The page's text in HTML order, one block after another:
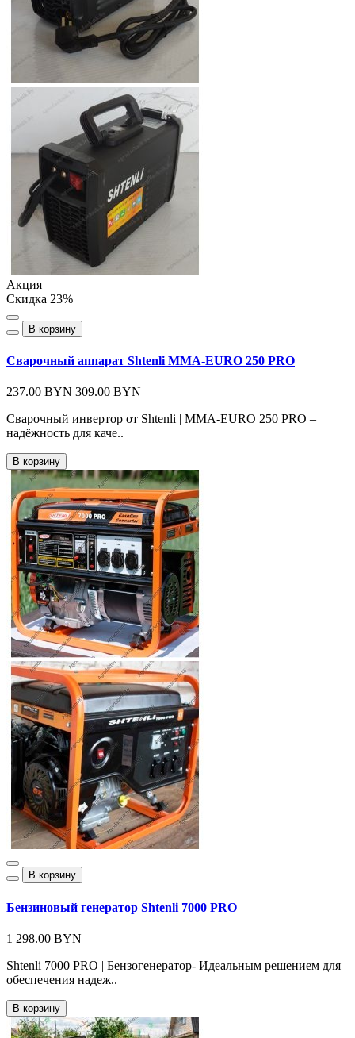
Акция
Скидка 23%
В корзину
Сварочный аппарат Shtenli MMA-EURO 250 PRO
237.00 BYN 309.00 BYN
Cварочный инвертор от Shtenli | MMA-EURO 250 PRO –
надёжность для каче..
В корзину
В корзину
Бензиновый генератор Shtenli 7000 PRO
1 298.00 BYN
Shtenli 7000 PRO | Бензогенератор- Идеальным решением для
обеспечения надеж..
В корзину